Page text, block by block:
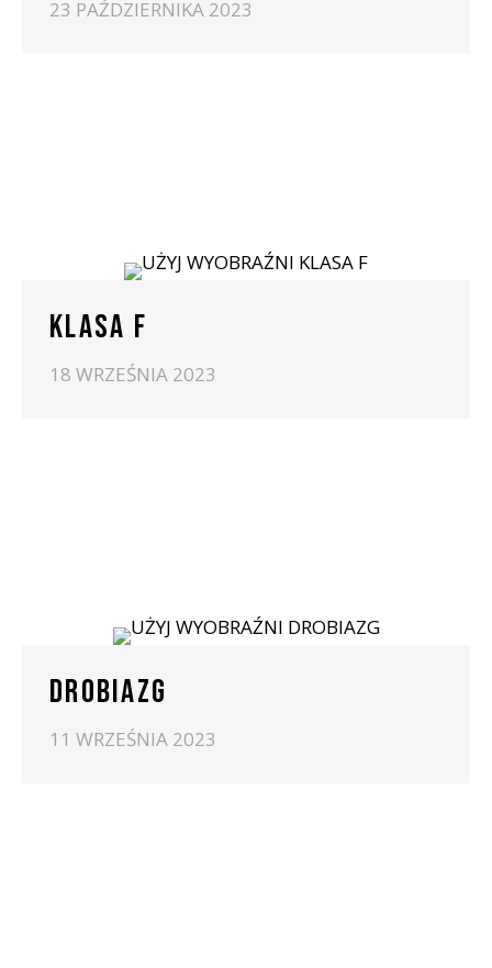
23 PAŹDZIERNIKA 2023
KLASA F
18 WRZEŚNIA 2023
DROBIAZG
11 WRZEŚNIA 2023